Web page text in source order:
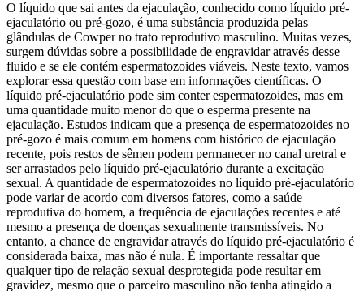
O líquido que sai antes da ejaculação, conhecido como líquido pré-
ejaculatório ou pré-gozo, é uma substância produzida pelas
glândulas de Cowper no trato reprodutivo masculino. Muitas vezes,
surgem dúvidas sobre a possibilidade de engravidar através desse
fluido e se ele contém espermatozoides viáveis. Neste texto, vamos
explorar essa questão com base em informações científicas. O
líquido pré-ejaculatório pode sim conter espermatozoides, mas em
uma quantidade muito menor do que o esperma presente na
ejaculação. Estudos indicam que a presença de espermatozoides no
pré-gozo é mais comum em homens com histórico de ejaculação
recente, pois restos de sêmen podem permanecer no canal uretral e
ser arrastados pelo líquido pré-ejaculatório durante a excitação
sexual. A quantidade de espermatozoides no líquido pré-ejaculatório
pode variar de acordo com diversos fatores, como a saúde
reprodutiva do homem, a frequência de ejaculações recentes e até
mesmo a presença de doenças sexualmente transmissíveis. No
entanto, a chance de engravidar através do líquido pré-ejaculatório é
considerada baixa, mas não é nula. É importante ressaltar que
qualquer tipo de relação sexual desprotegida pode resultar em
gravidez, mesmo que o parceiro masculino não tenha atingido a